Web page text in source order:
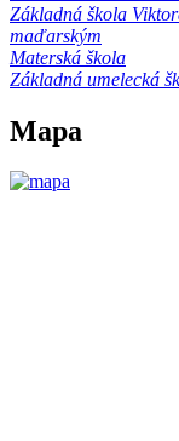
Základná škola
maďarským
Materská škola
Základná umelecká
Mapa